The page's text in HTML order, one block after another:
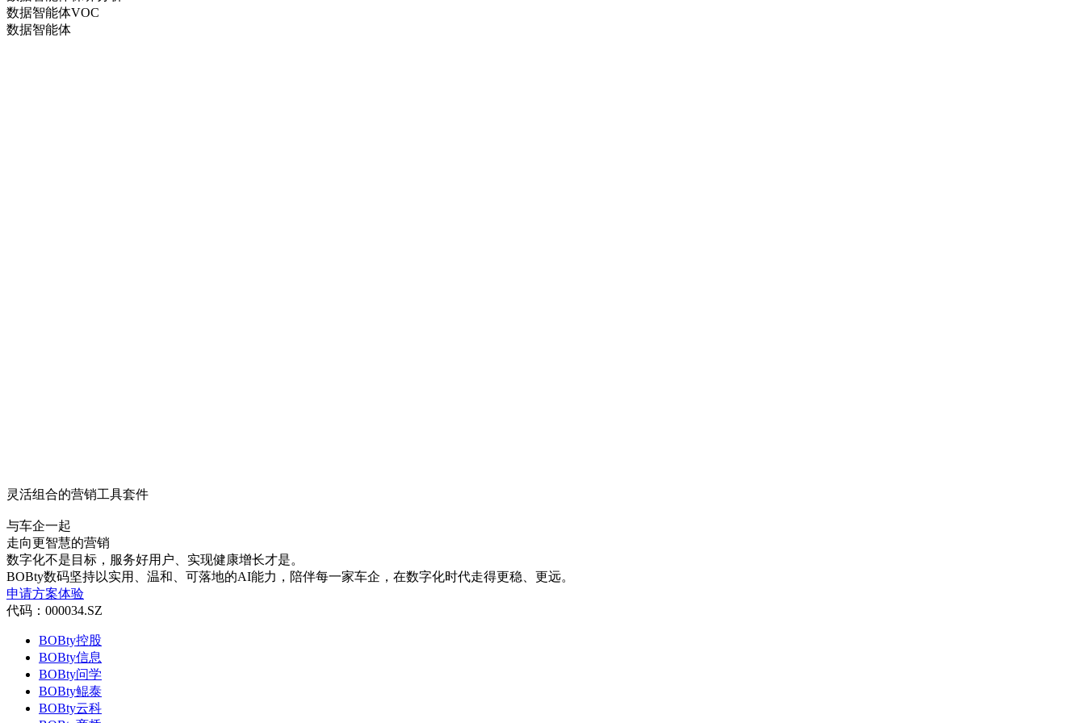
数据智能体VOC
数据智能体
灵活组合的营销工具套件
与车企一起
走向更智慧的营销
数字化不是目标，服务好用户、实现健康增长才是。
BOBty数码坚持以实用、温和、可落地的AI能力，陪伴每一家车企，在数字化时代走得更稳、更远。
申请方案体验
代码：000034.SZ
BOBty控股
BOBty信息
BOBty问学
BOBty鲲泰
BOBty云科